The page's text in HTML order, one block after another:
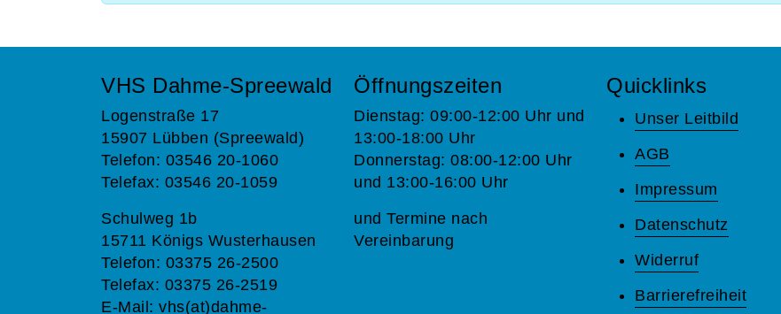
VHS Dahme-Spreewald
Logenstraße 17
15907 Lübben (Spreewald)
Telefon: 03546 20-1060
Telefax: 03546 20-1059
Schulweg 1b
15711 Königs Wusterhausen
Telefon: 03375 26-2500
Telefax: 03375 26-2519
E-Mail: vhs(at)dahme-
Öffnungszeiten
Dienstag: 09:00-12:00 Uhr und
13:00-18:00 Uhr
Donnerstag: 08:00-12:00 Uhr
und 13:00-16:00 Uhr
und Termine nach
Vereinbarung
Quicklinks
Unser Leitbild
AGB
Impressum
Datenschutz
Widerruf
Barrierefreiheit